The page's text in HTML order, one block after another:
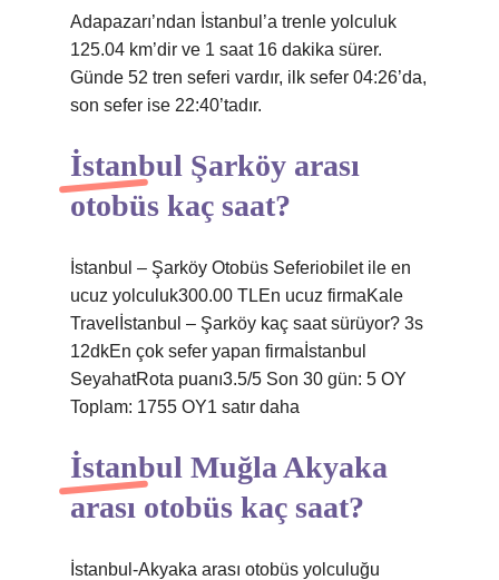
Adapazarı’ndan İstanbul’a trenle yolculuk
125.04 km’dir ve 1 saat 16 dakika sürer.
Günde 52 tren seferi vardır, ilk sefer 04:26’da,
son sefer ise 22:40’tadır.
İstanbul Şarköy arası
otobüs kaç saat?
İstanbul – Şarköy Otobüs Seferiobilet ile en
ucuz yolculuk300.00 TLEn ucuz firmaKale
Travelİstanbul – Şarköy kaç saat sürüyor? 3s
12dkEn çok sefer yapan firmaİstanbul
SeyahatRota puanı3.5/5 Son 30 gün: 5 OY
Toplam: 1755 OY1 satır daha
İstanbul Muğla Akyaka
arası otobüs kaç saat?
İstanbul-Akyaka arası otobüs yolculuğu